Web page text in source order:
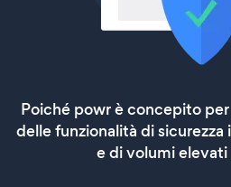
Poiché powr è concepito
delle funzionalità di
e di volumi